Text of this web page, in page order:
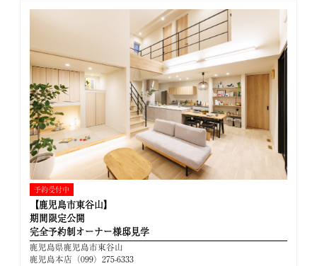
予約受付中
【鹿児島市東谷山】
期間限定公開
完全予約制オーナー様邸見学
鹿児島県鹿児島市東谷山
鹿児島本店（099）275-6333